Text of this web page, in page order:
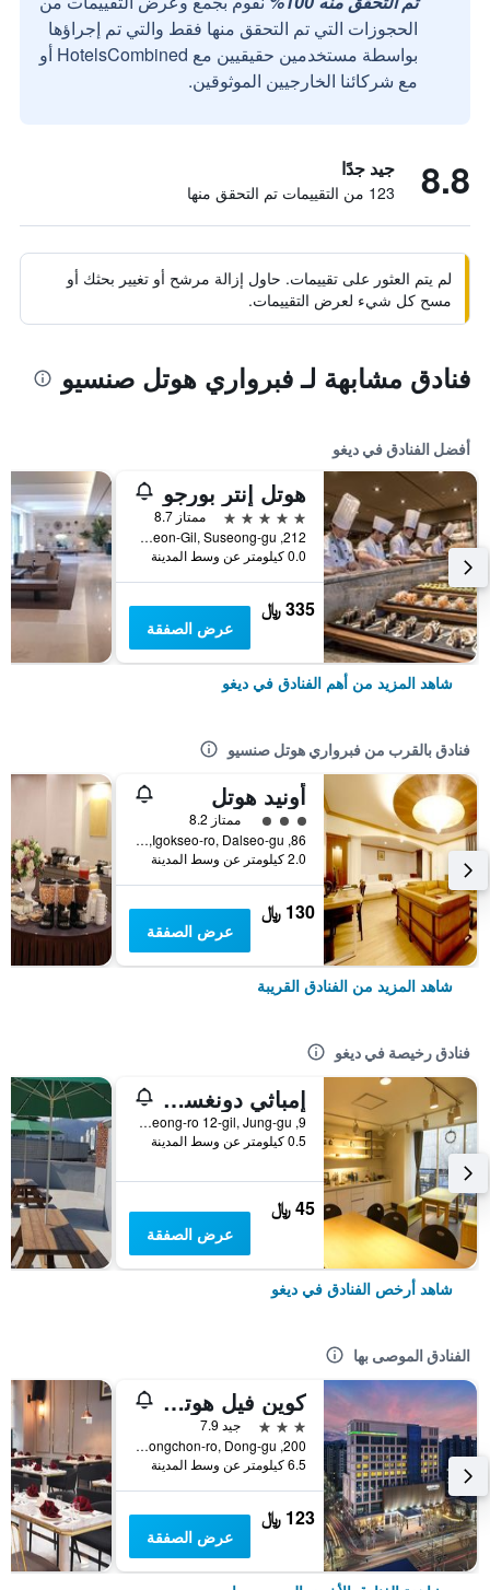
الحجوزات التي تم التحقق منها فقط والتي تم إجراؤها
بواسطة مستخدمين حقيقيين مع HotelsCombined أو
مع شركائنا الخارجيين الموثوقين.
8.8 جيد جدًا
123 من التقييمات تم التحقق منها
لم يتم العثور على تقييمات. حاول إزالة مرشح أو تغيير بحثك أو
مسح كل شيء لعرض التقييمات.
فنادق مشابهة لـ فبرواري هوتل صنسيو
أفضل الفنادق في ديغو
هوتل إنتر بورجو
5 نجوم
ممتاز 8.7
212, Palhyeon-Gil, Suseong-gu, ديغو, كوريا الجنوبية
0.0 كيلومتر عن وسط المدينة
335 ﷼
عرض الصفقة
شاهد المزيد من أهم الفنادق في ديغو
فنادق بالقرب من فبرواري هوتل صنسيو
أونيد هوتل
تقييم فئة 3ممتاز 8.2
86, Igokseo-ro, Dalseo-gu, ديغو, كوريا الجنوبية
2.0 كيلومتر عن وسط المدينة
130 ﷼
عرض الصفقة
شاهد المزيد من الفنادق القريبة
فنادق رخيصة في ديغو
إمباثي دونغسيونغرو جيستهاوس - هوستل
9, Dongseong-ro 12-gil, Jung-gu, ديغو, كوريا الجنوبية
0.5 كيلومتر عن وسط المدينة
45 ﷼
عرض الصفقة
شاهد أرخص الفنادق في ديغو
الفنادق الموصى بها
كوين فيل هوتل آند ودينج
3 نجوم
جيد 7.9
200, Dongchon-ro, Dong-gu, ديغو, كوريا الجنوبية
6.5 كيلومتر عن وسط المدينة
123 ﷼
عرض الصفقة